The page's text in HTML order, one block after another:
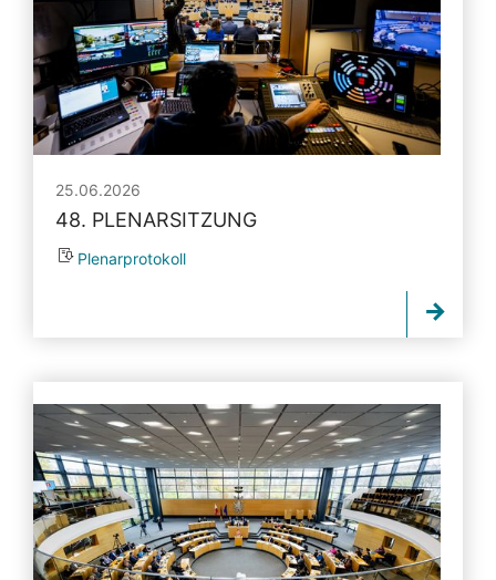
25.06.2026
48. PLENARSITZUNG
Plenarprotokoll